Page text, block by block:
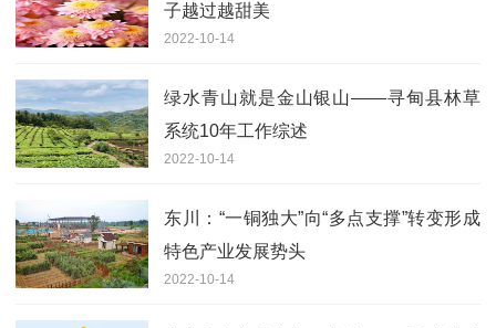
子越过越甜美
2022-10-14
绿水青山就是金山银山——寻甸县林草
系统10年工作综述
2022-10-14
东川：“一铜独大”向“多点支撑”转变形成
特色产业发展势头
2022-10-14